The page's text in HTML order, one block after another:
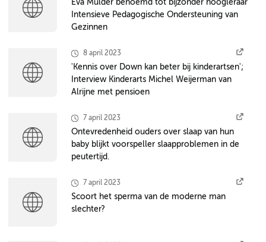
Eva Mulder benoemd tot bijzonder hoogleraar
Intensieve Pedagogische Ondersteuning van
Gezinnen
8 april 2023
'Kennis over Down kan beter bij kinderartsen';
Interview Kinderarts Michel Weijerman van
Alrijne met pensioen
7 april 2023
Ontevredenheid ouders over slaap van hun
baby blijkt voorspeller slaapproblemen in de
peutertijd.
7 april 2023
Scoort het sperma van de moderne man
slechter?